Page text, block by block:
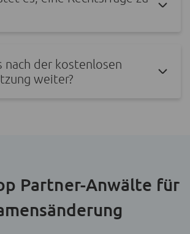
nach der kostenlosen
weiter?
Partner-Anwälte für